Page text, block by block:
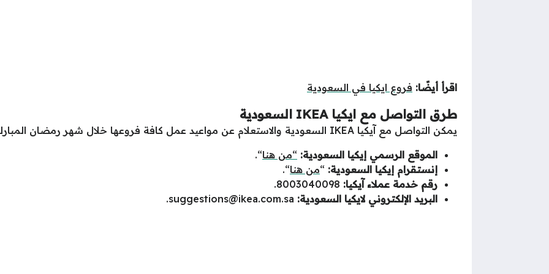
اقرأ أيضًا: فروع ايكيا في السعودية
طرق التواصل مع ايكيا IKEA السعودية
يمكن التواصل مع آيكيا IKEA السعودية والاستعلام عن مواعيد عمل كافة فروعها خلال شهر رمضان المبارك عبر الطرق التالية:
الموقع الرسمي إيكيا السعودية: “من هنا“.
إنستقرام إيكيا السعودية: “من هنا“.
رقم خدمة عملاء آيكيا:
البريد الإلكتروني لايكيا السعودية: suggestions@ikea.com.sa
.